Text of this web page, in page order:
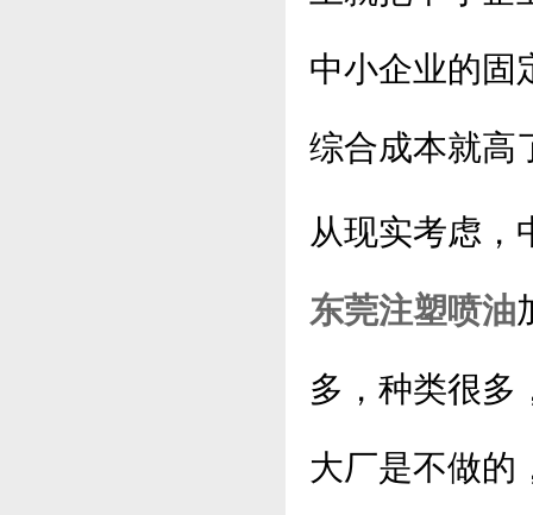
中小企业的固
综合成本就高
从现实考虑，
东莞注塑喷油
多，种类很多
大厂是不做的